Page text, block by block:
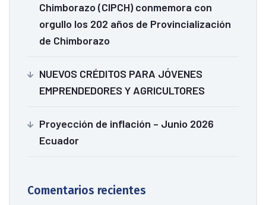
Chimborazo (CIPCH) conmemora con
orgullo los 202 años de Provincialización
de Chimborazo
NUEVOS CRÉDITOS PARA JÓVENES
EMPRENDEDORES Y AGRICULTORES
Proyección de inflación – Junio 2026
Ecuador
Comentarios recientes